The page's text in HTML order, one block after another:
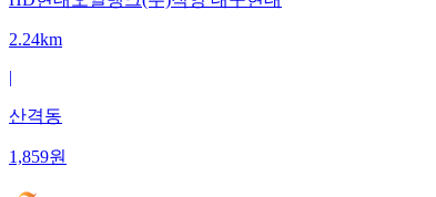
2.24km
|
산격동
1,859원